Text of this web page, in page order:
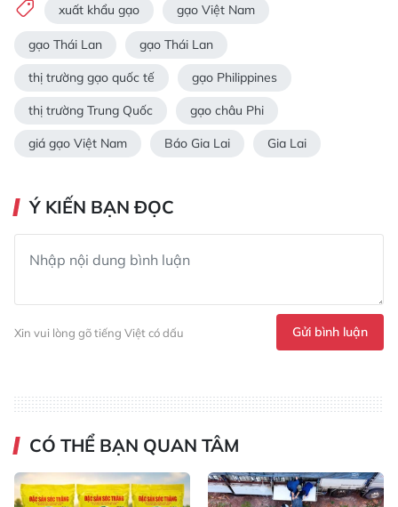
xuất khẩu gạo gạo Việt Nam
gạo Thái Lan gạo Thái Lan
thị trường gạo quốc tế gạo Philippines
thị trường Trung Quốc gạo châu Phi
giá gạo Việt Nam Báo Gia Lai Gia Lai
Ý KIẾN BẠN ĐỌC
Xin vui lòng gõ tiếng Việt có dấu Gửi bình luận
CÓ THỂ BẠN QUAN TÂM